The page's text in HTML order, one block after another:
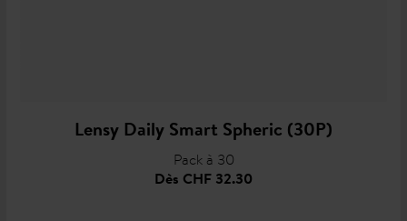
Lensy Daily Smart Spheric (30P)
Pack à 30
Dès CHF 32.30